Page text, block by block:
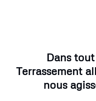
Dans
Terrassement
nous